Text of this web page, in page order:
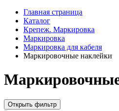
Главная страница
Каталог
Крепеж. Маркировка
Маркировка
Маркировка для кабеля
Маркировочные наклейки
Открыть фильтр